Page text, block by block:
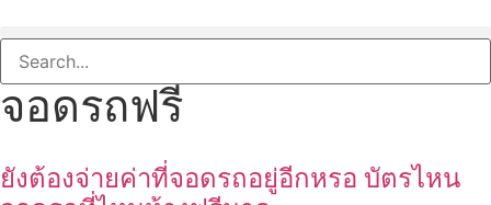
จอดรถฟรี
ยังต้องจ่ายค่าที่จอดรถอยู่อีกหรอ บัตรไหน